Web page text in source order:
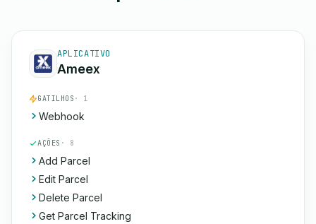
APLICATIVO
Ameex
GATILHOS · 1
Webhook
AÇÕES · 8
Add Parcel
Edit Parcel
Delete Parcel
Get Parcel Tracking